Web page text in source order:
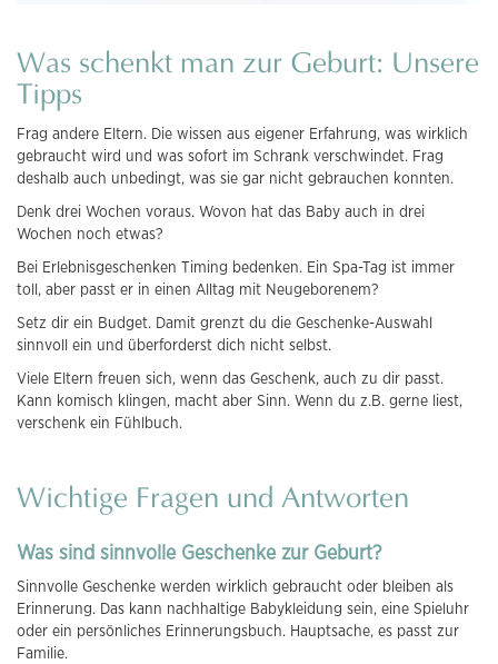
Was schenkt man zur Geburt: Unsere
Tipps
Frag andere Eltern. Die wissen aus eigener Erfahrung, was wirklich
gebraucht wird und was sofort im Schrank verschwindet. Frag
deshalb auch unbedingt, was sie gar nicht gebrauchen konnten.
Denk drei Wochen voraus. Wovon hat das Baby auch in drei
Wochen noch etwas?
Bei Erlebnisgeschenken Timing bedenken. Ein Spa-Tag ist immer
toll, aber passt er in einen Alltag mit Neugeborenem?
Setz dir ein Budget. Damit grenzt du die Geschenke-Auswahl
sinnvoll ein und überforderst dich nicht selbst.
Viele Eltern freuen sich, wenn das Geschenk, auch zu dir passt.
Kann komisch klingen, macht aber Sinn. Wenn du z.B. gerne liest,
verschenk ein Fühlbuch.
Wichtige Fragen und Antworten
Was sind sinnvolle Geschenke zur Geburt?
Sinnvolle Geschenke werden wirklich gebraucht oder bleiben als
Erinnerung. Das kann nachhaltige Babykleidung sein, eine Spieluhr
oder ein persönliches Erinnerungsbuch. Hauptsache, es passt zur
Familie.